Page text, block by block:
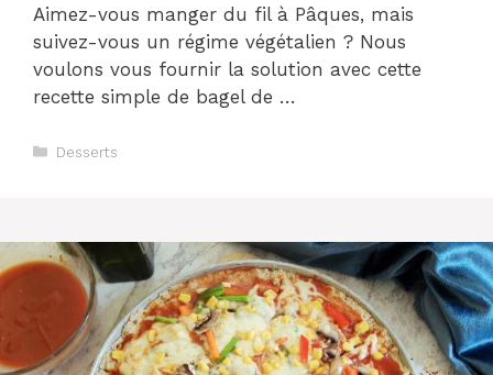
Aimez-vous manger du fil à Pâques, mais
suivez-vous un régime végétalien ? Nous
voulons vous fournir la solution avec cette
recette simple de bagel de …
Catégories
Desserts